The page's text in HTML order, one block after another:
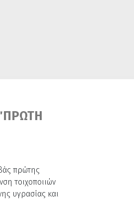
ΠΡΩΤΗ
πρώτης
τοιχοποιιών
υγρασίας και